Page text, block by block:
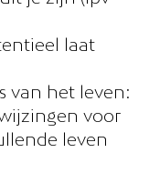
laat
van het leven:
voor
leven